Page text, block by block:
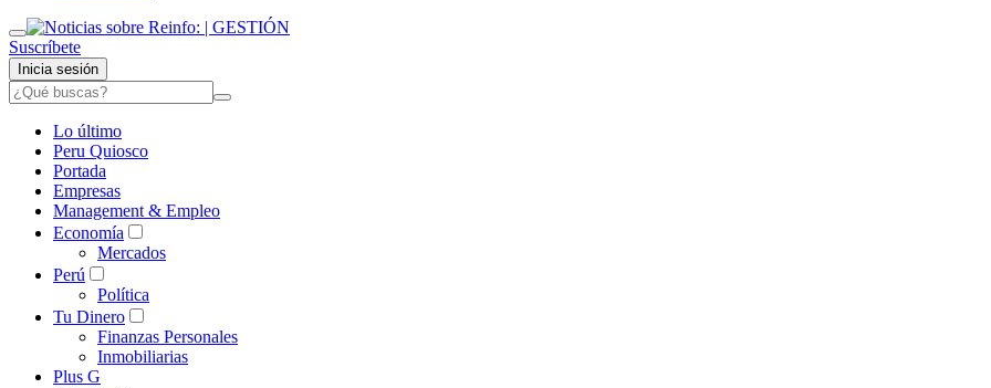
Suscríbete
Inicia sesión
Lo último
Peru Quiosco
Portada
Empresas
Management & Empleo
Economía
Mercados
Perú
Política
Tu Dinero
Finanzas Personales
Inmobiliarias
Plus G